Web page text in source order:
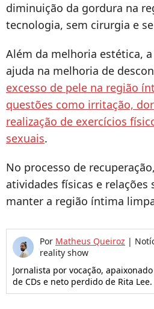
diminuição da gordura na
tecnologia, sem cirurgia e
Além da melhoria estética,
ajuda na melhoria de
excesso de pele na região
questões como irritação,
realização de exercícios
sexuais.
No processo de
atividades físicas e relações
manter a região íntima
Por Matheus Queiroz |
reality show
Jornalista por vocação,
de CDs e neto perdido de Rita Lee.